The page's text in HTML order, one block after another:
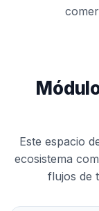
Este espacio
ecosistema
flujos de